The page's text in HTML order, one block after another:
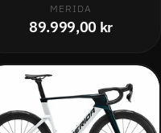
MERIDA
89.999,00 kr